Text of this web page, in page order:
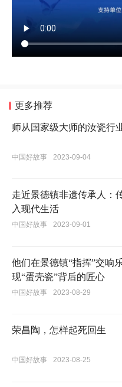
更多推荐
师从国家级大师的汝瓷行
中国好故事 2023-09-04
走近景德镇非遗传承人：
入现代生活
中国好故事 2023-09-01
他们在景德镇“指挥”交响
现“蛋壳瓷”背后的匠心
中国好故事 2023-08-29
荣昌陶，怎样起死回生
中国好故事 2023-08-25